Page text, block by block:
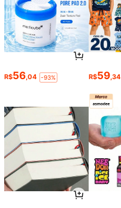
R$56,04 -93% R$59,34